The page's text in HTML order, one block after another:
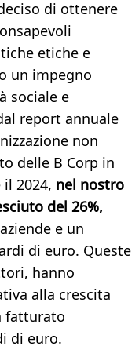
di ottenere
etiche e
un impegno
sociale e
report annuale
non
delle B Corp in
2024, nel nostro
del 26%,
e un
di euro. Queste
hanno
alla crescita
fatturato
di euro.